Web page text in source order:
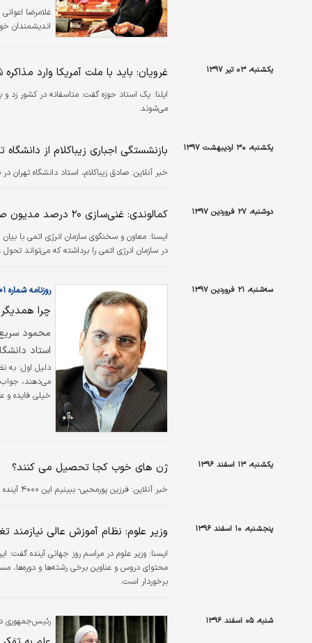
غلامرضا
اندیشمندان
یکشنبه، ۰۳ تیر ۱۳۹۷ غرویان: باید با ملت آمریکا وارد
ایلنا: یک استاد حوزه گفت:‌ متاسفانه در کشور زد و
می‌شوند.
یکشنبه، ۳۰ اردیبهشت ۱۳۹۷ بازنشستگی اجباری زیباکلام از دانشگاه
خبر آنلاین: صادق زیباکلام، استاد دانشگاه
دوشنبه، ۲۷ فروردین ۱۳۹۷ کمالوندی: غنی‌سازی ۲۰ درصد مدیون صالحی است
ايسنا:
در سازمان انرژی اتمی را برداشته که می‌تواند
سه‌شنبه، ۲۱ فروردین ۱۳۹۷ روزنامه شماره ۴۳۰۱
چرا همدیگر
محمود
استاد
دلیل اول: به
می‌دهند، جواب
خیلی فایده و
یکشنبه، ۱۳ اسفند ۱۳۹۶ ژن‌ های خوب کجا تحصیل می‌ کنند؟
خبر آنلاین: فرزین پورمحبی- ببینیم این ۴۰۰۰ آینده ساز ژن خوب چه می‌کنند.
پنجشنبه، ۱۰ اسفند ۱۳۹۶ وزیر علوم: نظام آموزش عالی نیازمند
ايسنا: وزیر علوم در مراسم روز جهانی آینده گفت:
محتوای دروس و عناوین برخی رشته‌ها و دوره‌ها،
برخوردار است.
شنبه، ۰۵ اسفند ۱۳۹۶ رئیس‌جمهوری